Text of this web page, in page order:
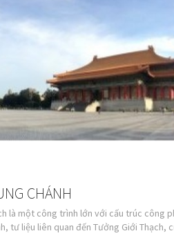
CHÁNH
là một công trình lớn với cấu trúc công
tư liệu liên quan đến Tưởng Giới Thạch,